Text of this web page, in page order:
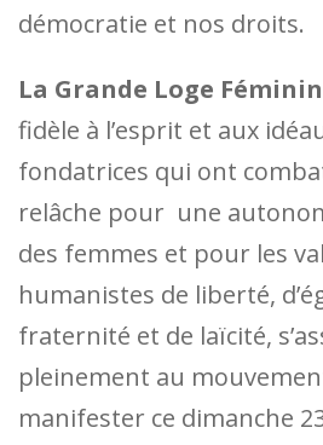
démocratie et nos droits.
La Grande Loge
fidèle à l’esprit et aux
fondatrices qui ont
relâche pour une
des femmes et pour les
humanistes de liberté,
fraternité et de laïcité,
pleinement au
manifester ce dimanche